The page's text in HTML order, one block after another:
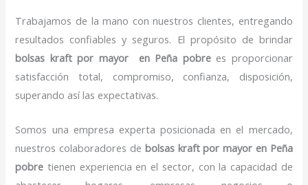
Trabajamos de la mano con nuestros clientes, entregando
resultados confiables y seguros. El propósito de brindar
bolsas kraft por mayor en Peña pobrees proporcionar
satisfacción total, compromiso, confianza, disposición,
superando así las expectativas.
Somos una empresa experta posicionada en el mercado,
nuestros colaboradores de bolsas kraft por mayor en Peña
pobretienen experiencia en el sector, con la capacidad de